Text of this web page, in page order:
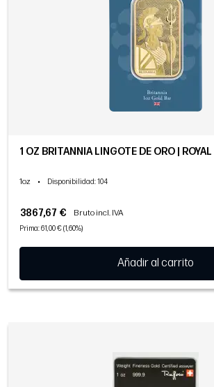
1 OZ BRITANNIA LINGOTE DE ORO |
1oz • Disponibilidad: 104
3867,67 € Bruto incl. IVA
Prima: 61,00 € (1,60%)
Añadir al carrito